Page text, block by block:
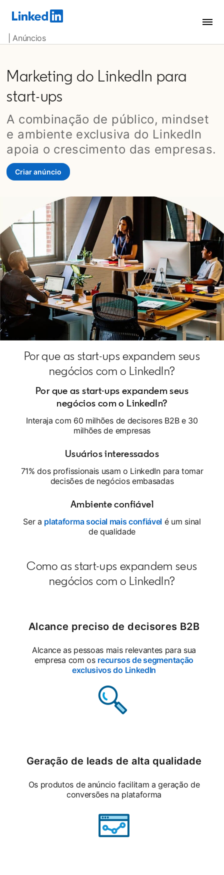
| Anúncios
Marketing do LinkedIn para
start-ups
A combinação de público, mindset
e ambiente exclusiva do LinkedIn
apoia o crescimento das empresas.
Criar anúncio
Por que as start-ups expandem seus
negócios com o LinkedIn?
Por que as start-ups expandem seus
negócios com o LinkedIn?
Interaja com 60 milhões de decisores B2B e 30
milhões de empresas
Usuários interessados
71% dos profissionais usam o LinkedIn para tomar
decisões de negócios embasadas
Ambiente confiável
Ser a plataforma social mais confiável opens in a new
é um sinal
de qualidade
Como as start-ups expandem seus
negócios com o LinkedIn?
Alcance preciso de decisores B2B
Alcance as pessoas mais relevantes para sua
empresa com os recursos de segmentação
exclusivos do LinkedIn
Geração de leads de alta qualidade
Os produtos de anúncio facilitam a geração de
conversões na plataforma